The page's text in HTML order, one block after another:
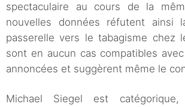
spectaculaire au cours de la
nouvelles données réfutent ainsi
passerelle vers le tabagisme chez
sont en aucun cas compatibles
annoncées et suggèrent même le
Michael Siegel est catégorique,